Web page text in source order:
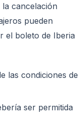
cancelación
pueden
el boleto de Iberia
las condiciones de
ser permitida